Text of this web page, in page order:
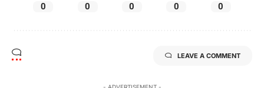
0 0 0 0 0
LEAVE A COMMENT